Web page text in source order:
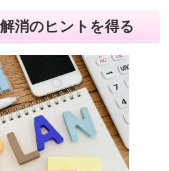
消のヒントを得る